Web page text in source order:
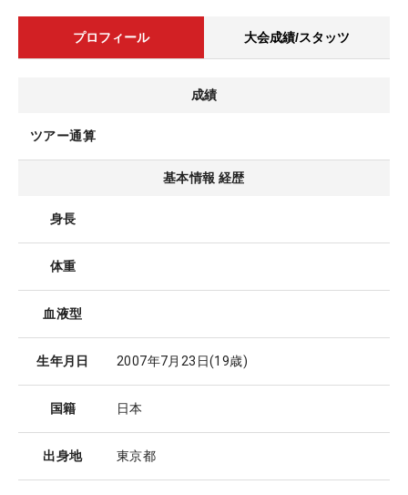
プロフィール 大会成績/スタッツ
成績
ツアー通算
基本情報 経歴
身長
体重
血液型
生年月日 2007年7月23日(19歳)
国籍 日本
出身地 東京都